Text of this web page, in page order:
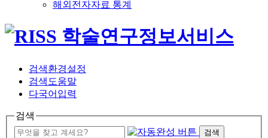
해외전자자료 통계
검색환경설정
검색도움말
다국어입력
검색
검색